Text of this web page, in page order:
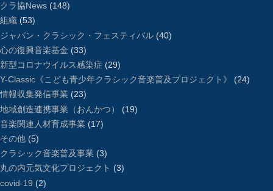
クラ協News (148)
組織 (53)
ジャパン・クラシック・フェスティバル (40)
心の復興音楽基金 (33)
新型コロナウイルス感染症 (29)
Y-Classic《こども青少年クラシック音楽普及プロジェクト》
(24)
情報収集発信事業 (23)
地域創造連携事業（おんかつ）
(19)
音楽関連人材育成事業 (17)
その他 (5)
クラシック音楽普及事業 (3)
丸の内元気文化プロジェクト (3)
covid-19 (2)